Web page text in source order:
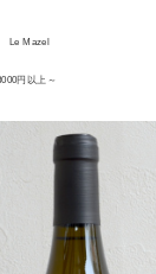
Le Mazel
円以上～